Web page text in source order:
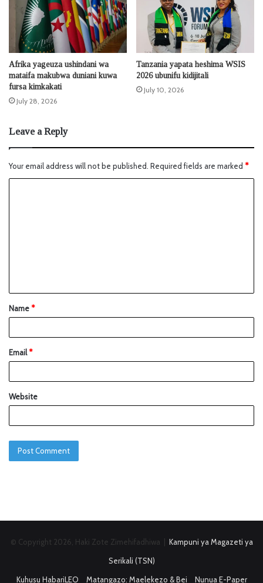
Afrika yageuza ushindani wa
mataifa makubwa duniani kuwa
fursa kimkakati
July 28, 2026
Tanzania yapata heshima WSIS
2026 ubunifu kidijitali
July 10, 2026
Leave a Reply
Your email address will not be published. Required fields are marked *
Name*
Email*
Website
© Copyright 2026, Haki Zote Zimehifadhiwa | Kampuni ya Magazeti ya
Serikali (TSN)
Kuhusu HabariLEO
Matangazo: Maelekezo & Bei Nunua E-Paper